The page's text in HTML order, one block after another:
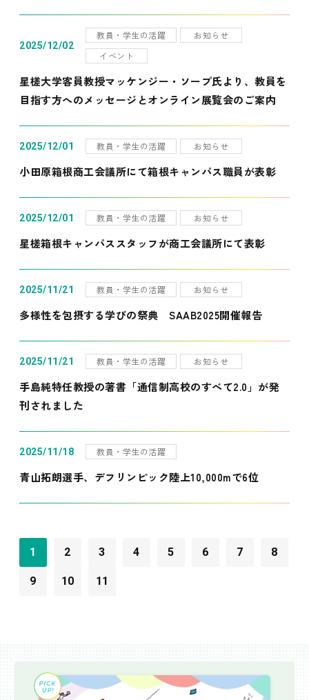
2025/12/02
教員・学生の活躍
お知らせ
イベント
星槎大学客員教授マッケンジー・ソープ氏より、教員を
目指す方へのメッセージとオンライン展覧会のご案内
2025/12/01 教員・学生の活躍 お知らせ
小田原箱根商工会議所にて箱根キャンパス職員が表彰
2025/12/01 教員・学生の活躍 お知らせ
星槎箱根キャンパススタッフが商工会議所にて表彰
2025/11/21 教員・学生の活躍 お知らせ
多様性を包摂する学びの祭典 SAAB2025開催報告
2025/11/21 教員・学生の活躍 お知らせ
手島純特任教授の著書「通信制高校のすべて2.0」が発
刊されました
2025/11/18 教員・学生の活躍
青山拓朗選手、デフリンピック陸上10,000mで6位
1 2 3 4 5 6 7 8
9 10 11